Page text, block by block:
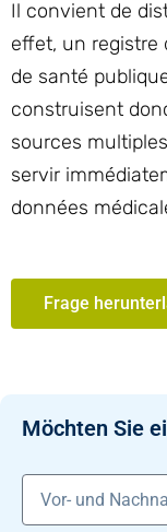
Il convient de
effet, un registre
de santé
construisent
sources
servir
données
Frage
Möchten Sie